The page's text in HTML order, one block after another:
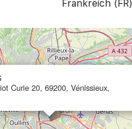
Frankreich (FR)
Curie 20, 69200, Vénissieux,